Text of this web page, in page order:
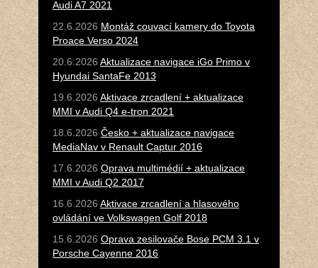
Audi A7 2021
22.6.2026 Montáž couvací kamery do Toyota
Proace Verso 2024
20.6.2026 Aktualizace navigace iGo Primo v
Hyundai SantaFe 2013
19.6.2026 Aktivace zrcadlení + aktualizace
MMI v Audi Q4 e-tron 2021
18.6.2026 Česko + aktualizace navigace
MediaNav v Renault Captur 2016
17.6.2026 Oprava multimédií + aktualizace
MMI v Audi Q2 2017
16.6.2026 Aktivace zrcadlení a hlasového
ovládání ve Volkswagen Golf 2018
15.6.2026 Oprava zesilovače Bose PCM 3.1 v
Porsche Cayenne 2016